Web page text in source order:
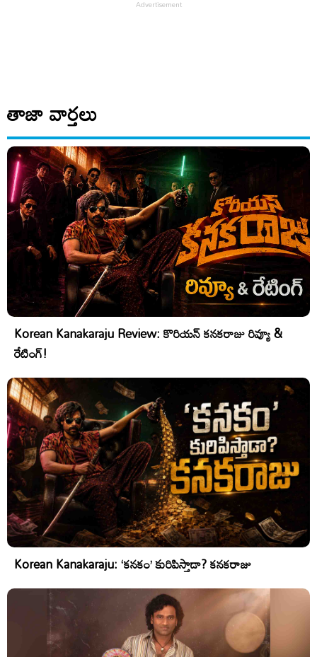
తాజా వార్తలు
Korean Kanakaraju Review: కొరియన్ కనకరాజు రివ్యూ &
రేటింగ్!
Korean Kanakaraju: ‘కనకం’ కురిపిస్తాడా? కనకరాజు